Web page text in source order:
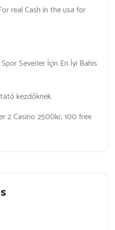
real Cash in the usa for
Severler İçin En İyi Bahis
kezdőknek
2 Casino 2500kr, 100 free